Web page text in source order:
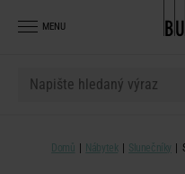
MENU
Domů Nábytek Slunečníky